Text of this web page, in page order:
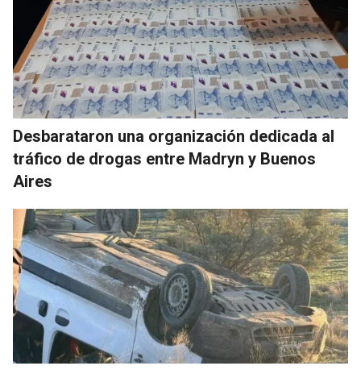
Desbarataron una organización dedicada al
tráfico de drogas entre Madryn y Buenos
Aires